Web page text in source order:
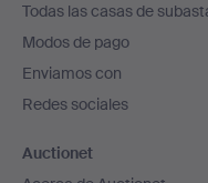
pie
de
página
Todas las casas de
Modos de pago
Enviamos con
Redes sociales
Auctionet